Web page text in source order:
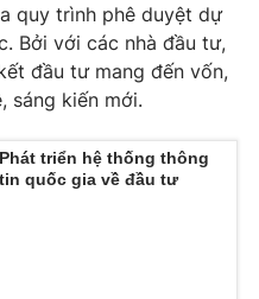
video
Thể thao
quy trình phê duyệt dự
Bởi với các nhà đầu tư,
đầu tư mang đến vốn,
sáng kiến mới.
Phát triển hệ thống thông
tin quốc gia về đầu tư